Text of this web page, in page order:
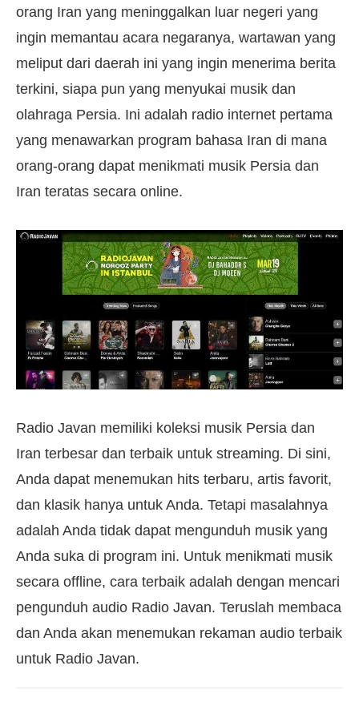
orang Iran yang meninggalkan luar negeri yang
ingin memantau acara negaranya, wartawan yang
meliput dari daerah ini yang ingin menerima berita
terkini, siapa pun yang menyukai musik dan
olahraga Persia. Ini adalah radio internet pertama
yang menawarkan program bahasa Iran di mana
orang-orang dapat menikmati musik Persia dan
Iran teratas secara online.
Radio Javan memiliki koleksi musik Persia dan
Iran terbesar dan terbaik untuk streaming. Di sini,
Anda dapat menemukan hits terbaru, artis favorit,
dan klasik hanya untuk Anda. Tetapi masalahnya
adalah Anda tidak dapat mengunduh musik yang
Anda suka di program ini. Untuk menikmati musik
secara offline, cara terbaik adalah dengan mencari
pengunduh audio Radio Javan. Teruslah membaca
dan Anda akan menemukan rekaman audio terbaik
untuk Radio Javan.